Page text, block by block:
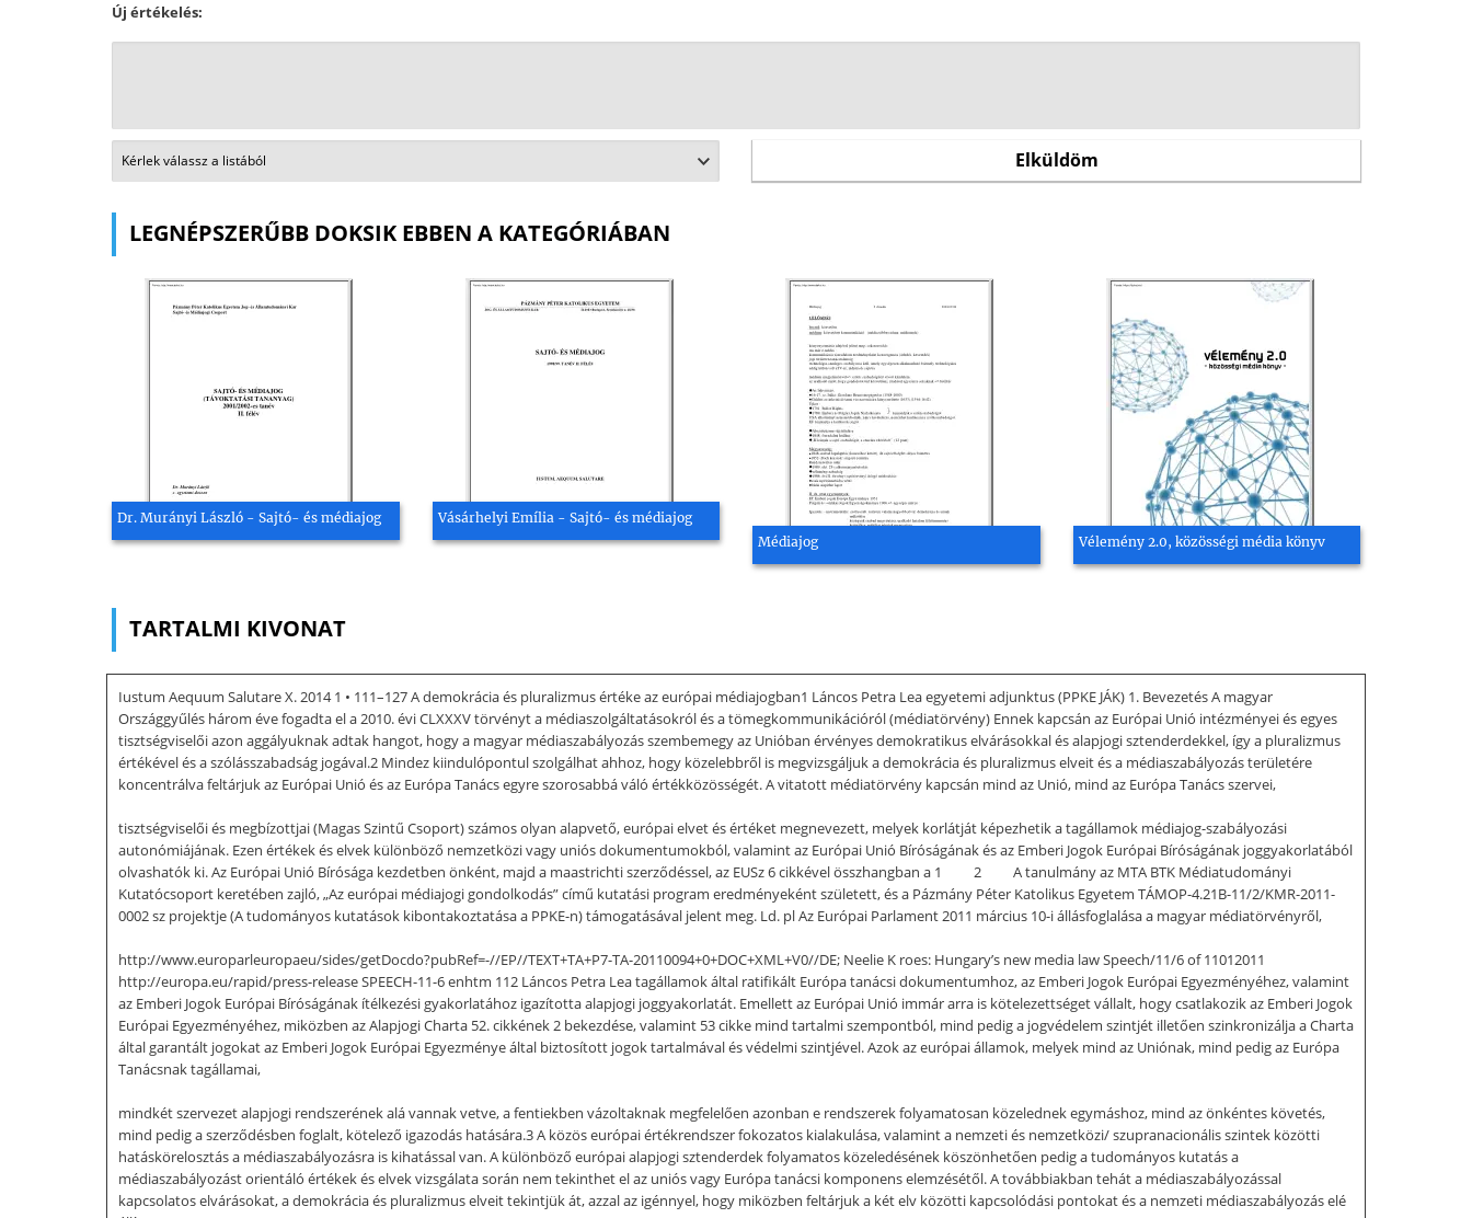
Új értékelés:
LEGNÉPSZERŰBB DOKSIK EBBEN A KATEGÓRIÁBAN
Dr. Murányi László - Sajtó- és médiajog
Vásárhelyi Emília - Sajtó- és médiajog
Médiajog
Vélemény 2.0, közösségi média könyv
TARTALMI KIVONAT
Iustum Aequum Salutare X. 2014 1 • 111–127 A demokrácia és pluralizmus értéke az európai médiajogban1 Láncos Petra Lea egyetemi adjunktus (PPKE JÁK) 1. Bevezetés A magyar
Országgyűlés három éve fogadta el a 2010. évi CLXXXV törvényt a médiaszolgáltatásokról és a tömegkommunikációról (médiatörvény) Ennek kapcsán az Európai Unió intézményei és egyes
tisztségviselői azon aggályuknak adtak hangot, hogy a magyar médiaszabályozás szembemegy az Unióban érvényes demokratikus elvárásokkal és alapjogi sztenderdekkel, így a pluralizmus
értékével és a szólásszabadság jogával.2 Mindez kiindulópontul szolgálhat ahhoz, hogy közelebbről is megvizsgáljuk a demokrácia és pluralizmus elveit és a médiaszabályozás területére
koncentrálva feltárjuk az Európai Unió és az Európa Tanács egyre szorosabbá váló értékközösségét. A vitatott médiatörvény kapcsán mind az Unió, mind az Európa Tanács szervei,
tisztségviselői és megbízottjai (Magas Szintű Csoport) számos olyan alapvető, európai elvet és értéket megnevezett, melyek korlátját képezhetik a tagállamok médiajog-szabályozási
autonómiájának. Ezen értékek és elvek különböző nemzetközi vagy uniós dokumentumokból, valamint az Európai Unió Bíróságának és az Emberi Jogok Európai Bíróságának joggyakorlatából
olvashatók ki. Az Európai Unió Bírósága kezdetben önként, majd a maastrichti szerződéssel, az EUSz 6 cikkével összhangban a 1 2 A tanulmány az MTA BTK Médiatudományi
Kutatócsoport keretében zajló, „Az európai médiajogi gondolkodás” című kutatási program eredményeként született, és a Pázmány Péter Katolikus Egyetem TÁMOP-4.21B-11/2/KMR-2011-
0002 sz projektje (A tudományos kutatások kibontakoztatása a PPKE-n) támogatásával jelent meg. Ld. pl Az Európai Parlament 2011 március 10-i állásfoglalása a magyar médiatörvényről,
http://www.europarleuropaeu/sides/getDocdo?pubRef=-//EP//TEXT+TA+P7-TA-20110094+0+DOC+XML+V0//DE; Neelie K roes: Hungary’s new media law Speech/11/6 of 11012011
http://europa.eu/rapid/press-release SPEECH-11-6 enhtm 112 Láncos Petra Lea tagállamok által ratifikált Európa tanácsi dokumentumhoz, az Emberi Jogok Európai Egyezményéhez, valamint
az Emberi Jogok Európai Bíróságának ítélkezési gyakorlatához igazította alapjogi joggyakorlatát. Emellett az Európai Unió immár arra is kötelezettséget vállalt, hogy csatlakozik az Emberi Jogok
Európai Egyezményéhez, miközben az Alapjogi Charta 52. cikkének 2 bekezdése, valamint 53 cikke mind tartalmi szempontból, mind pedig a jogvédelem szintjét illetően szinkronizálja a Charta
által garantált jogokat az Emberi Jogok Európai Egyezménye által biztosított jogok tartalmával és védelmi szintjével. Azok az európai államok, melyek mind az Uniónak, mind pedig az Európa
Tanácsnak tagállamai,
mindkét szervezet alapjogi rendszerének alá vannak vetve, a fentiekben vázoltaknak megfelelően azonban e rendszerek folyamatosan közelednek egymáshoz, mind az önkéntes követés,
mind pedig a szerződésben foglalt, kötelező igazodás hatására.3 A közös európai értékrendszer fokozatos kialakulása, valamint a nemzeti és nemzetközi/ szupranacionális szintek közötti
hatáskörelosztás a médiaszabályozásra is kihatással van. A különböző európai alapjogi sztenderdek folyamatos közeledésének köszönhetően pedig a tudományos kutatás a
médiaszabályozást orientáló értékek és elvek vizsgálata során nem tekinthet el az uniós vagy Európa tanácsi komponens elemzésétől. A továbbiakban tehát a médiaszabályozással
kapcsolatos elvárásokat, a demokrácia és pluralizmus elveit tekintjük át, azzal az igénnyel, hogy miközben feltárjuk a két elv közötti kapcsolódási pontokat és a nemzeti médiaszabályozás elé